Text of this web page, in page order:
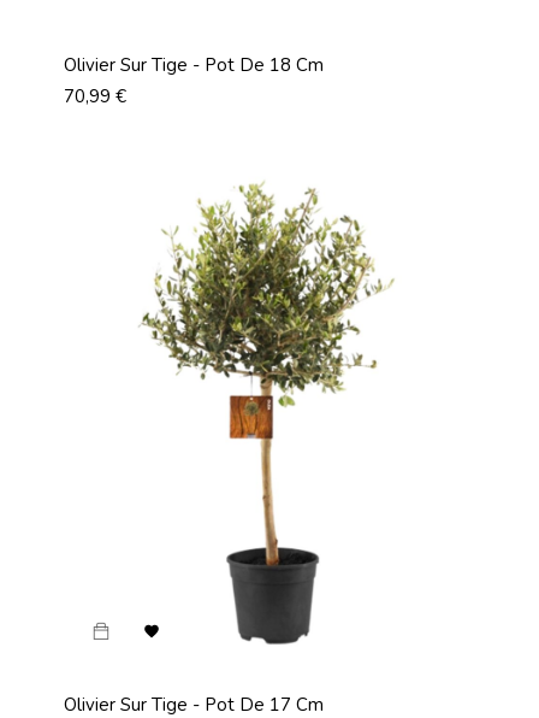
Olivier Sur Tige - Pot De 18 Cm
Prix
70,99 €

Olivier Sur Tige - Pot De 17 Cm